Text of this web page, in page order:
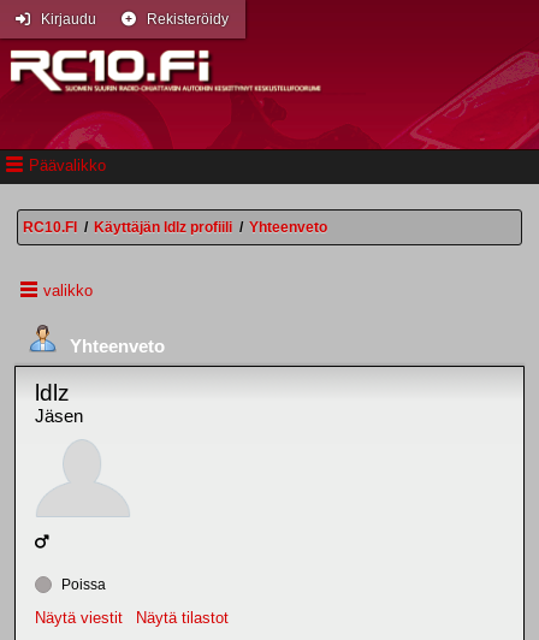
Päävalikko
Kirjaudu Rekisteröidy
RC10.FI / Käyttäjän ldlz profiili / Yhteenveto
valikko
Yhteenveto
ldlz
Jäsen
Poissa
Näytä viestit
Näytä tilastot